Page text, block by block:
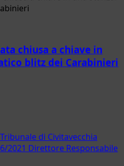
chiusa a chiave in
blitz dei Carabinieri
di Civitavecchia
2021 Direttore Responsabile